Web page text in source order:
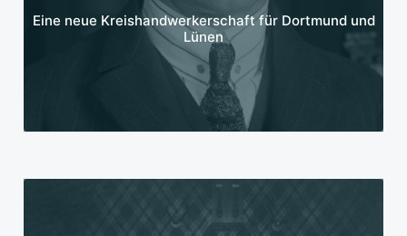
Eine neue Kreishandwerkerschaft für Dortmund und
Lünen